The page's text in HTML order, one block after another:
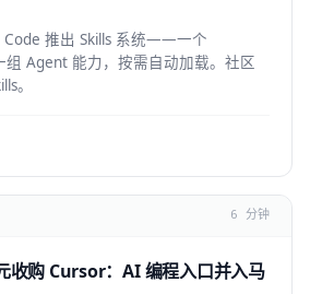
Code 推出 Skills 系统——一个
组 Agent 能力，按需自动加载。社区
。
6 分钟
收购 Cursor：AI 编程入口并入马